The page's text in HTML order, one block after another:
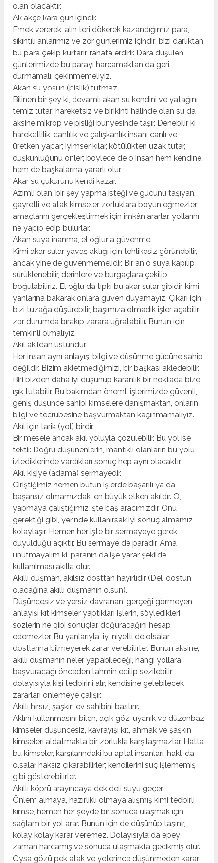
olan olacaktır.
Ak akçe kara gün içindir.
Emek vererek, alın teri dökerek kazandığımız para,
sıkıntılı anlarımız ve zor günlerimiz içindir; bizi darlıktan
bu para çekip kurtarır, rahata erdirir. Dara düşülen
günlerimizde bu parayı harcamaktan da geri
durmamalı, çekinmemeliyiz.
Akan su yosun (pislik) tutmaz.
Bilinen bir şey ki, devamlı akan su kendini ve yatağını
temiz tutar; hareketsiz ve birikinti hâlinde olan su da
aksine mikrop ve pisliği bünyesinde taşır. Denebilir ki
hareketlilik, canlılık ve çalışkanlık insanı canlı ve
üretken yapar; iyimser kılar, kötülükten uzak tutar,
düşkünlüğünü önler; böylece de o insan hem kendine,
hem de başkalarına yararlı olur.
Akar su çukurunu kendi kazar.
Azimli olan, bir şey yapma isteği ve gücünü taşıyan,
gayretli ve atak kimseler zorluklara boyun eğmezler;
amaçlarını gerçekleştirmek için imkân ararlar, yollarını
ne yapıp edip bulurlar.
Akan suya inanma, el oğluna güvenme.
Kimi akar sular yavaş aktığı için tehlikesiz görünebilir,
ancak yine de güvenmemelidir. Bir an o suya kapılıp
sürüklenebilir, derinlere ve burgaçlara çekilip
boğulabiliriz. El oğlu da tıpkı bu akar sular gibidir, kimi
yanlarına bakarak onlara güven duyamayız. Çıkarı için
bizi tuzağa düşürebilir, başımıza olmadık işler açabilir,
zor durumda bırakıp zarara uğratabilir. Bunun için
temkinli olmalıyız.
Akıl akıldan üstündür.
Her insan aynı anlayış, bilgi ve düşünme gücüne sahip
değildir. Bizim akletmediğimizi, bir başkası akledebilir.
Biri bizden daha iyi düşünüp karanlık bir noktada bize
ışık tutabilir. Bu bakımdan önemli işlerimizde güvenli,
geniş düşünce sahibi kimselere danışmaktan, onların
bilgi ve tecrübesine başvurmaktan kaçınmamalıyız.
Akıl için tarik (yol) birdir.
Bir mesele ancak akıl yoluyla çözülebilir. Bu yol ise
tektir. Doğru düşünenlerin, mantıklı olanların bu yolu
izlediklerinde vardıkları sonuç hep aynı olacaktır.
Akıl kişiye (adama) sermayedir.
Giriştiğimiz hemen bütün işlerde başarılı ya da
başarısız olmamızdaki en büyük etken akıldır. O,
yapmaya çalıştığımız işte baş aracımızdır. Onu
gerektiği gibi, yerinde kullanırsak iyi sonuç almamız
kolaylaşır. Hemen her işte bir sermayeye gerek
duyulduğu açıktır. Bu sermaye de paradır. Ama
unutmayalım ki, paranın da işe yarar şekilde
kullanılması akılla olur.
Akıllı düşman, akılsız dosttan hayırlıdır (Deli dostun
olacağına akıllı düşmanın olsun).
Düşüncesiz ve yersiz davranan, gerçeği görmeyen,
anlayışı kıt kimseler yaptıkları işlerin, söyledikleri
sözlerin ne gibi sonuçlar doğuracağını hesap
edemezler. Bu yanlarıyla, iyi niyetli de olsalar
dostlarına bilmeyerek zarar verebilirler. Bunun aksine,
akıllı düşmanın neler yapabileceği, hangi yollara
başvuracağı önceden tahmin edilip sezilebilir;
dolayısıyla kişi tedbirini alır, kendisine gelebilecek
zararları önlemeye çalışır.
Akıllı hırsız, şaşkın ev sahibini bastırır.
Aklını kullanmasını bilen, açık göz, uyanık ve düzenbaz
kimseler düşüncesiz, kavrayışı kıt, ahmak ve şaşkın
kimseleri aldatmakta bir zorlukla karşılaşmazlar. Hatta
bu kimseler, karşılarındaki bu aptal insanları, haklı da
olsalar haksız çıkarabilirler; kendilerini suç işlememiş
gibi gösterebilirler.
Akıllı köprü arayıncaya dek deli suyu geçer.
Önlem almaya, hazırlıklı olmaya alışmış kimi tedbirli
kimse, hemen her şeyde bir sonuca ulaşmak için
sağlam bir yol arar. Bunun için de düşünüp taşınır,
kolay kolay karar veremez. Dolayısıyla da epey
zaman harcamış ve sonuca ulaşmakta gecikmiş olur.
Oysa gözü pek atak ve yeterince düşünmeden karar